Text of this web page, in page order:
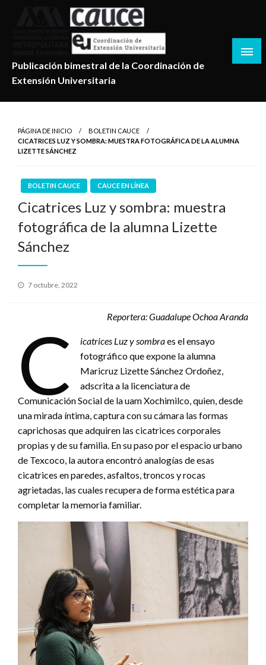
Publicación bimestral de la Coordinación de
Extensión Universitaria
PÁGINA DE INICIO
BOLETIN CAUCE
CICATRICES LUZ Y SOMBRA: MUESTRA FOTOGRÁFICA DE LA ALUMNA
LIZETTE SÁNCHEZ
BOLETIN CAUCE CAUCE EN LÍNEA
Cicatrices Luz y sombra: muestra
fotográfica de la alumna Lizette
Sánchez
Publicado
7 octubre, 2022
Reportera: Guadalupe Ochoa Aranda
C icatrices Luz y sombraes el ensayo
fotográfico que expone la alumna
Maricruz Lizette Sánchez Ordoñez,
adscrita a la licenciatura de
Comunicación Social de la uam Xochimilco, quien, desde
una mirada íntima, captura con su cámara las formas
caprichosas que adquiren las cicatrices corporales
propias y de su familia. En su paso por el espacio urbano
de Texcoco, la autora encontró analogías de esas
cicatrices en paredes, asfaltos, troncos y rocas
agrietadas, las cuales recupera de forma estética para
completar la memoria familiar.